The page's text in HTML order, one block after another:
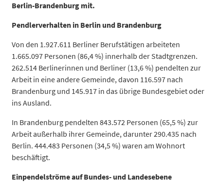
Berlin-Brandenburg mit.
Pendlerverhalten in Berlin und Brandenburg
Von den 1.927.611 Berliner Berufstätigen arbeiteten
1.665.097 Personen (86,4 %) innerhalb der Stadtgrenzen.
262.514 Berlinerinnen und Berliner (13,6 %) pendelten zur
Arbeit in eine andere Gemeinde, davon 116.597 nach
Brandenburg und 145.917 in das übrige Bundesgebiet oder
ins Ausland.
In Brandenburg pendelten 843.572 Personen (65,5 %) zur
Arbeit außerhalb ihrer Gemeinde, darunter 290.435 nach
Berlin. 444.483 Personen (34,5 %) waren am Wohnort
beschäftigt.
Einpendelströme auf Bundes- und Landesebene